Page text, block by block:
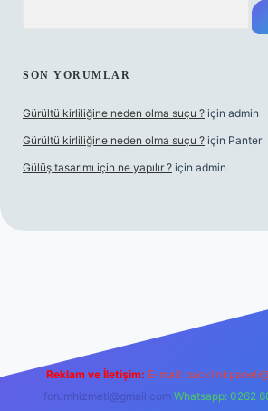
SON YORUMLAR
Gürültü kirliliğine neden olma suçu ? için admin
Gürültü kirliliğine neden olma suçu ? için Panter
Gülüş tasarımı için ne yapılır ? için admin
Reklam ve İletişim: E-mail:
forumhizmeti@gmail.com Whatsapp: 0262